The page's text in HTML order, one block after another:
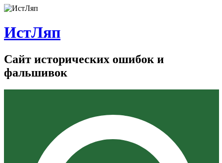
ИстЛяп
Сайт исторических ошибок и
фальшивок